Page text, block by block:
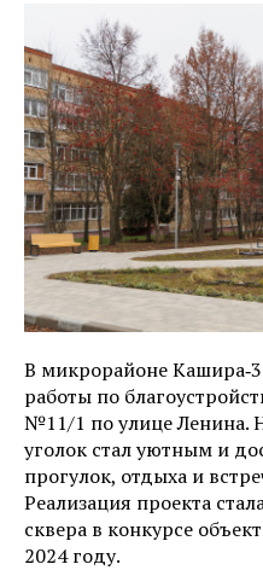
В микрорайоне
работы по
№11/1 по улице Ленина.
уголок стал уютным и
прогулок, отдыха и
Реализация проекта
сквера в конкурсе
2024 году.